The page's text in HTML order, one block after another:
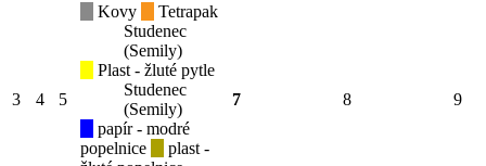
3 4 5
Kovy
Tetrapak
Studenec
(Semily)
Plast - žluté pytle
Studenec
(Semily)
papír - modré
popelnice
plast -
7 8 9